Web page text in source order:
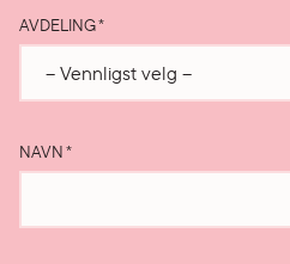
AVDELING*
NAVN*